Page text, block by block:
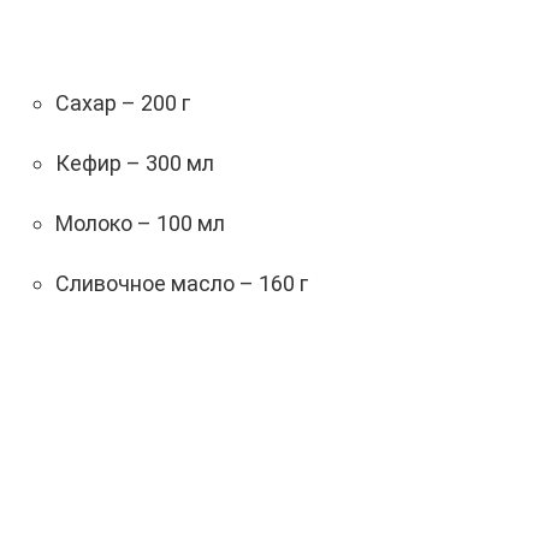
Сахар – 200 г
Кефир – 300 мл
Молоко – 100 мл
Сливочное масло – 160 г